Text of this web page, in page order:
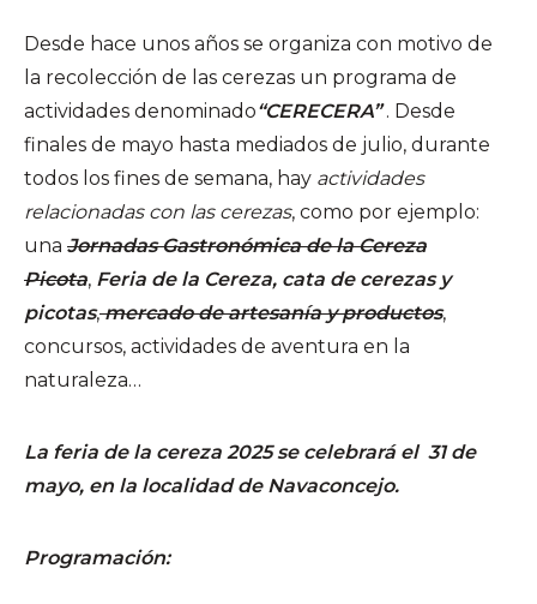
Desde hace unos años se organiza con motivo de
la recolección de las cerezas un programa de
actividades denominado“CERECERA”. Desde
finales de mayo hasta mediados de julio, durante
todos los fines de semana, hay actividades
relacionadas con las cerezas, como por ejemplo:
una Jornadas Gastronómica de la Cereza
Picota, Feria de la Cereza, cata de cerezas y
picotas,mercado de artesanía y productos,
concursos, actividades de aventura en la
naturaleza…
La feria de la cereza 2025 se celebrará el 31 de
mayo, en la localidad de Navaconcejo.
Programación: